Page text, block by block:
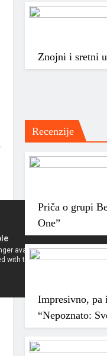
Znojni i sretni
Recenzije
Priča o grupi
One”
Impresivno, pa
“Nepoznato: